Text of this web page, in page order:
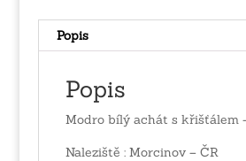
Popis
Popis
Modro bílý achát s křišťálem
Naleziště : Morcinov – ČR